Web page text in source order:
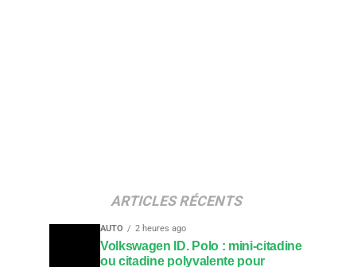
ARTICLES RÉCENTS
AUTO 2 heures ago
Volkswagen ID. Polo : mini-citadine
ou citadine polyvalente pour